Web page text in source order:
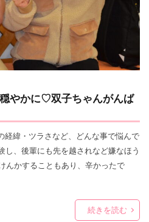
やかに♡双子ちゃんがんば
経緯・ツラさなど、どんな事で悩んで
し、後輩にも先を越されなど嫌なほう
んかすることもあり、辛かったで
続きを読む